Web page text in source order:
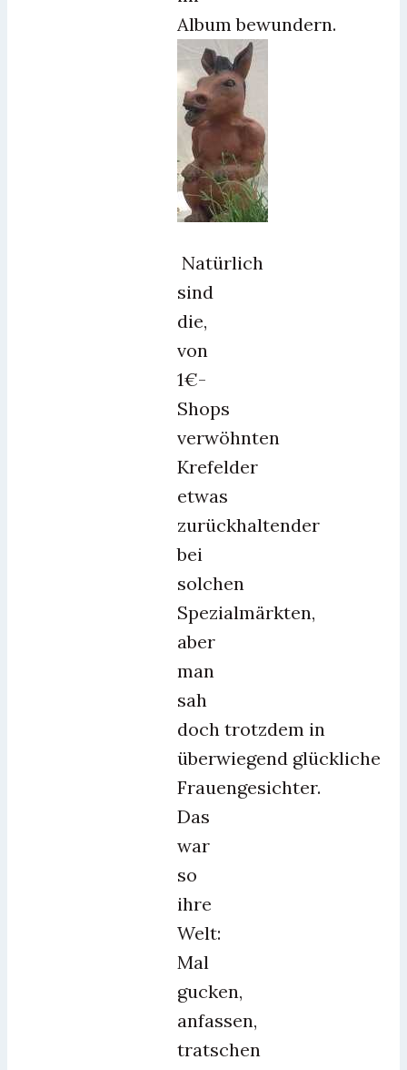
Album bewundern.
Natürlich
sind
die,
von
1€-
Shops
verwöhnten
Krefelder
etwas
zurückhaltender
bei
solchen
Spezialmärkten,
aber
man
sah
doch trotzdem in
überwiegend glückliche
Frauengesichter.
Das
war
so
ihre
Welt:
Mal
gucken,
anfassen,
tratschen